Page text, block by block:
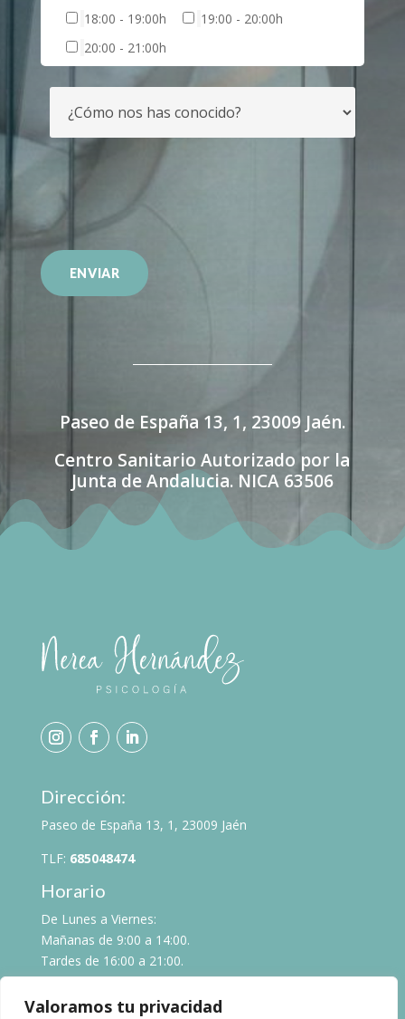
Valoramos tu privacidad
18:00 - 19:00h
19:00 - 20:00h
20:00 - 21:00h
Paseo de España 13, 1, 23009 Jaén.
Centro Sanitario Autorizado por la
Junta de Andalucia. NICA 63506
Dirección:
Paseo de España 13, 1, 23009 Jaén
TLF: 685048474
Horario
De Lunes a Viernes:
Mañanas de 9:00 a 14:00.
Tardes de 16:00 a 21:00.
NICA 63506